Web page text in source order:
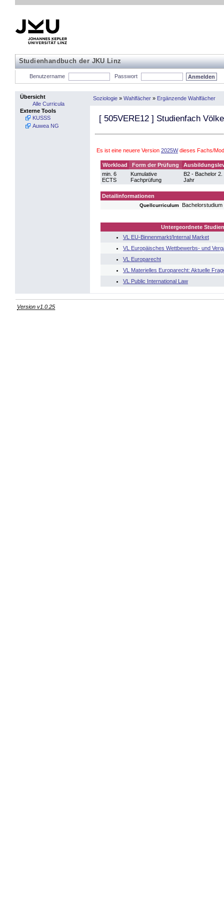
Studienhandbuch der JKU Linz
Benutzername Passwort
Übersicht
Alle Curricula
Externe Tools
KUSSS
Auwea NG
Soziologie » Wahlfächer » Ergänzende Wahlfächer
[ 505VERE12 ] Studienfach
Es ist eine neuere Version 2025Wdieses Fachs/
Workload Form der Prüfung
min. 6
ECTS
Kumulative
Fachprüfung
B2 - Bachelor 2.
Jahr
Detailinformationen
Quellcurriculum Bachelorstudium
Untergeordnete
VL EU-Binnenmarkt/Internal Market
VL Europäisches Wettbewerbs- und
VL Europarecht
VL Materielles Europarecht: Aktuelle
VL Public International Law
Version v1.0.25